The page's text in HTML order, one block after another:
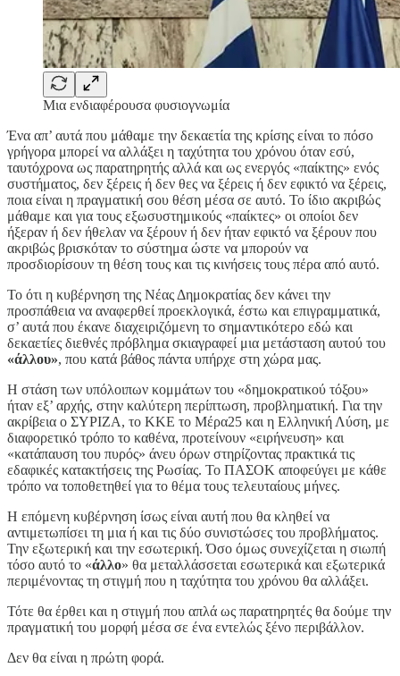
Μια ενδιαφέρουσα φυσιογνωμία
Ένα απ’ αυτά που μάθαμε την δεκαετία της κρίσης είναι το πόσο
γρήγορα μπορεί να αλλάξει η ταχύτητα του χρόνου όταν εσύ,
ταυτόχρονα ως παρατηρητής αλλά και ως ενεργός «παίκτης» ενός
συστήματος, δεν ξέρεις ή δεν θες να ξέρεις ή δεν εφικτό να ξέρεις,
ποια είναι η πραγματική σου θέση μέσα σε αυτό. Το ίδιο ακριβώς
μάθαμε και για τους εξωσυστημικούς «παίκτες» οι οποίοι δεν
ήξεραν ή δεν ήθελαν να ξέρουν ή δεν ήταν εφικτό να ξέρουν που
ακριβώς βρισκόταν το σύστημα ώστε να μπορούν να
προσδιορίσουν τη θέση τους και τις κινήσεις τους πέρα από αυτό.
Το ότι η κυβέρνηση της Νέας Δημοκρατίας δεν κάνει την
προσπάθεια να αναφερθεί προεκλογικά, έστω και επιγραμματικά,
σ’ αυτά που έκανε διαχειριζόμενη το σημαντικότερο εδώ και
δεκαετίες διεθνές πρόβλημα σκιαγραφεί μια μετάσταση αυτού του
«άλλου», που κατά βάθος πάντα υπήρχε στη χώρα μας.
Η στάση των υπόλοιπων κομμάτων του «δημοκρατικού τόξου»
ήταν εξ’ αρχής, στην καλύτερη περίπτωση, προβληματική. Για την
ακρίβεια ο ΣΥΡΙΖΑ, το ΚΚΕ το Μέρα25 και η Ελληνική Λύση, με
διαφορετικό τρόπο το καθένα, προτείνουν «ειρήνευση» και
«κατάπαυση του πυρός» άνευ όρων στηρίζοντας πρακτικά τις
εδαφικές κατακτήσεις της Ρωσίας. Το ΠΑΣΟΚ αποφεύγει με κάθε
τρόπο να τοποθετηθεί για το θέμα τους τελευταίους μήνες.
Η επόμενη κυβέρνηση ίσως είναι αυτή που θα κληθεί να
αντιμετωπίσει τη μια ή και τις δύο συνιστώσες του προβλήματος.
Την εξωτερική και την εσωτερική. Όσο όμως συνεχίζεται η σιωπή
τόσο αυτό το «άλλο» θα μεταλλάσσεται εσωτερικά και εξωτερικά
περιμένοντας τη στιγμή που η ταχύτητα του χρόνου θα αλλάξει.
Τότε θα έρθει και η στιγμή που απλά ως παρατηρητές θα δούμε την
πραγματική του μορφή μέσα σε ένα εντελώς ξένο περιβάλλον.
Δεν θα είναι η πρώτη φορά.